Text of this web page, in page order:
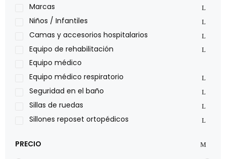
Nidek
Oxiplus
Philips
Pride
Roho
Sillas de ruedas Everest Jennings
Stealth products
Xiehe Medical
Marcas
Niños / Infantiles
Camas y accesorios hospitalarios
Equipo de rehabilitación
Equipo médico
Equipo médico respiratorio
Seguridad en el baño
Sillas de ruedas
Sillones reposet ortopédicos
PRECIO